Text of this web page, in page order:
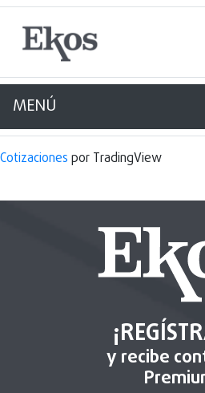
MENÚ
Cotizaciones por TradingView
y recibe